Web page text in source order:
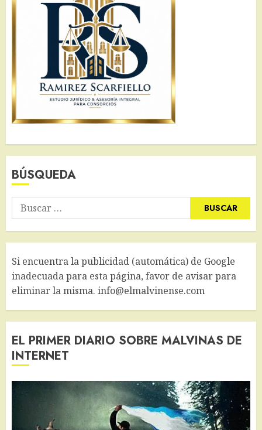
BÚSQUEDA
Buscar:
Si encuentra la publicidad (automática) de Google
inadecuada para esta página, favor de avisar para
eliminar la misma. info@elmalvinense.com
EL PRIMER DIARIO SOBRE MALVINAS DE
INTERNET